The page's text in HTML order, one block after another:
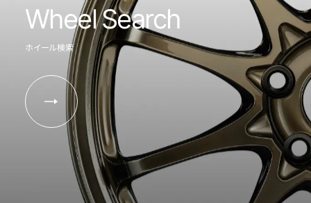
Wheel Search
ホイール検索